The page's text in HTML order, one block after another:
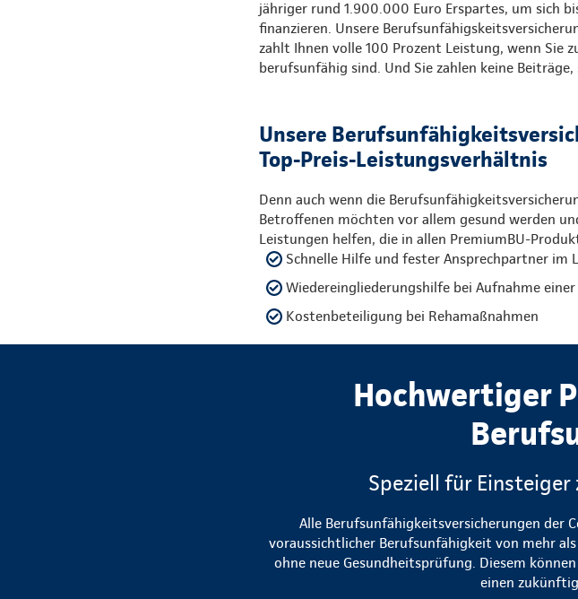
jähriger rund 1.900.000 Euro Erspartes, um sich
finanzieren. Unsere
zahlt Ihnen volle 100 Prozent Leistung, wenn Sie
berufsunfähig sind. Und Sie zahlen keine
Unsere
Top-Preis-Leistungsverhältnis
Denn auch wenn die
Betroffenen möchten vor allem gesund werden
Leistungen helfen, die in allen PremiumBU-
Schnelle Hilfe und fester Ansprechpartner im
Wiedereingliederungshilfe bei Aufnahme
Kostenbeteiligung bei Rehamaßnahmen
Hochwertiger
Speziell für
Alle Berufsunfähigkeitsversicherungen der
voraussichtlicher Berufsunfähigkeit von mehr
ohne neue Gesundheitsprüfung. Diesem
einen